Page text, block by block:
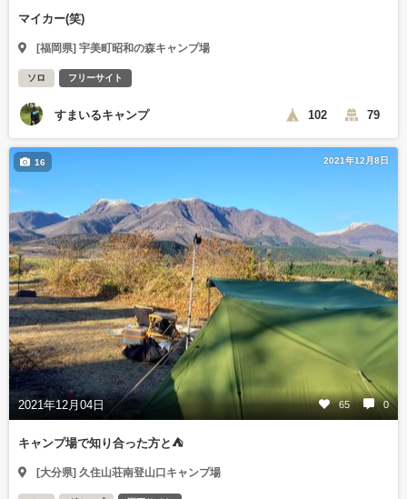
マイカー(笑)
[福岡県] 宇美町昭和の森キャンプ場
ソロ フリーサイト
すまいるキャンプ 102 79
2021年12月8日
2021年12月04日 65 0
16
キャンプ場で知り合った方と⛺
[大分県] 久住山荘南登山口キャンプ場